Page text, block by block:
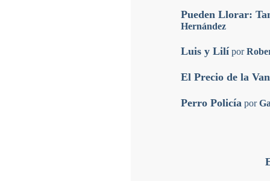
Pueden Llorar:
Hernández
Luis y Lilí por
El Precio de la
Perro Policía por